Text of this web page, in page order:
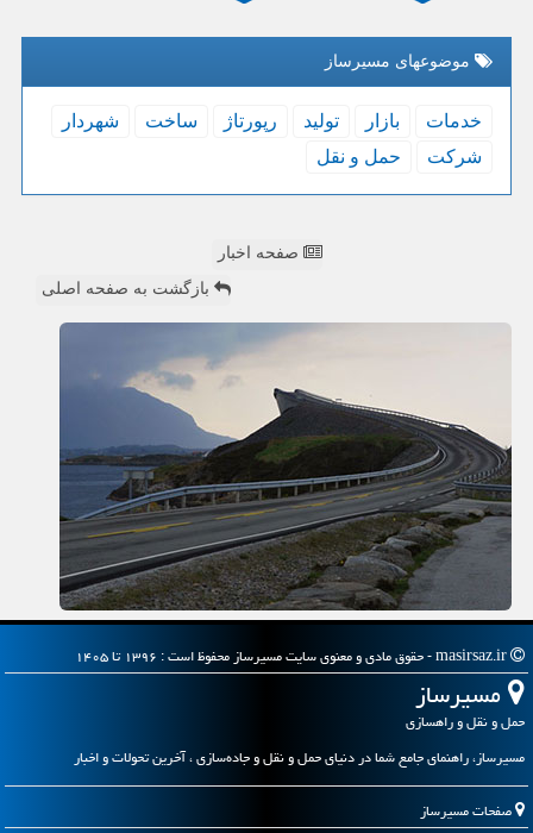
موضوعهای مسیرساز
خدمات بازار تولید رپورتاژ ساخت
شهردار
شركت
حمل و نقل
صفحه اخبار
بازگشت به صفحه اصلی
مسیرساز
حمل و نقل و راهسازی
مسیرساز، راهنمای جامع شما در دنیای حمل و نقل و جاده‌سازی ، آخرین تحولات و اخبار
صفحات مسیرساز